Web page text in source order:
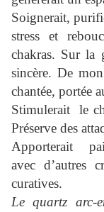
Soignerait,
stress et
chakras. Sur la
sincère. De
chantée, portée
Stimulerait le
Préserve des
Apporterait
avec d’autres
curatives.
Le quartz arc-